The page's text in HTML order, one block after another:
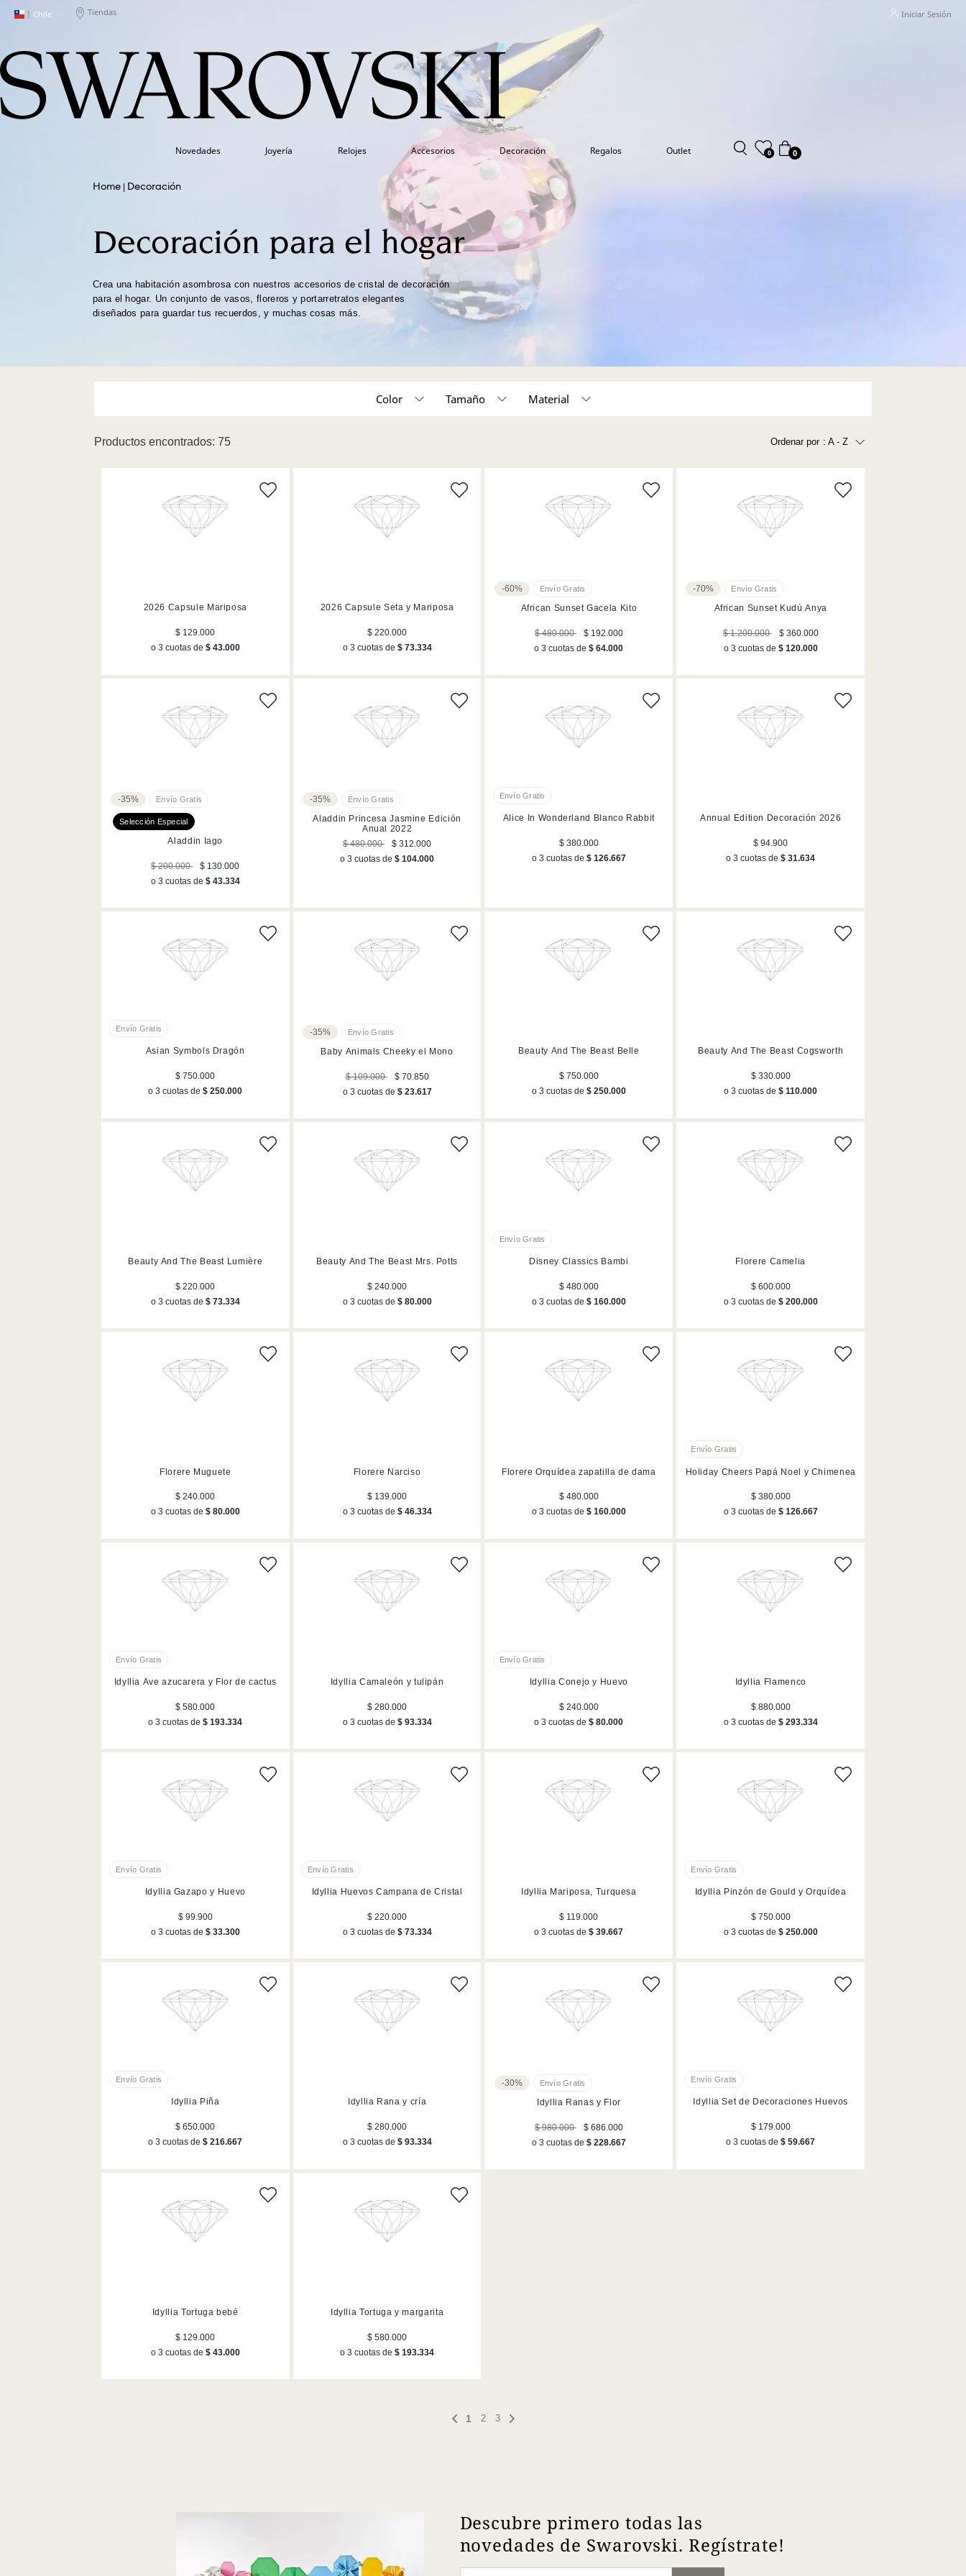
| Chile Tiendas Iniciar Sesión
Novedades Joyería Relojes Accesorios Decoración Regalos Outlet 0 0
Decoración
Decoración para el hogar
Crea una habitación asombrosa con nuestros accesorios de cristal de decoración
para el hogar. Un conjunto de vasos, floreros y portarretratos elegantes
diseñados para guardar tus recuerdos, y muchas cosas más.
Color
Blanco (7) Dorado (2)
Rosa (5)
Tamaño Material
Cristales y metal acabado (9) Acabado en tono oro champán (6)
Productos encontrados: 75 Ordenar por : A - Z
Precio más alto
Los más vendidos
Fecha de lanzamiento
Mejor descuento
2026 Capsule Mariposa
$ 129.000
o 3 cuotas de $ 43.000
2026 Capsule Seta y Mariposa
$ 220.000
o 3 cuotas de $ 73.334
-60%
African Sunset Gacela Kito
$ 480.000
$ 192.000
o 3 cuotas de$ 64.000
-70%
African Sunset Kudú Anya
$ 1.200.000
$ 360.000
o 3 cuotas de $ 120.000
-35%
Aladdin Iago
$ 200.000
$ 130.000
o 3 cuotas de $ 43.334
-35%
Aladdin Princesa Jasmine Edición
Anual 2022
$ 480.000
$ 312.000
o 3 cuotas de$ 104.000
Alice In Wonderland Blanco Rabbit
$ 380.000
o 3 cuotas de $ 126.667
Annual Edition Decoración 2026
$ 94.900
o 3 cuotas de$ 31.634
Asian Symbols Dragón
$ 750.000
o 3 cuotas de$ 250.000
-35%
Baby Animals Cheeky el Mono
$ 109.000
$ 70.850
o 3 cuotas de $ 23.617
Beauty And The Beast Belle
$ 750.000
o 3 cuotas de $ 250.000
Beauty And The Beast Cogsworth
$ 330.000
o 3 cuotas de$ 110.000
Beauty And The Beast Lumière
$ 220.000
o 3 cuotas de $ 73.334
Beauty And The Beast Mrs. Potts
$ 240.000
o 3 cuotas de $ 80.000
Disney Classics Bambi
$ 480.000
o 3 cuotas de $ 160.000
Florere Camelia
$ 600.000
o 3 cuotas de $ 200.000
Florere Muguete
$ 240.000
o 3 cuotas de $ 80.000
Florere Narciso
$ 139.000
o 3 cuotas de $ 46.334
Florere Orquídea zapatilla de dama
$ 480.000
o 3 cuotas de $ 160.000
Holiday Cheers Papá Noel y Chimenea
$ 380.000
o 3 cuotas de $ 126.667
Idyllia Ave azucarera y Flor de cactus
$ 580.000
o 3 cuotas de$ 193.334
Idyllia Camaleón y tulipán
$ 280.000
o 3 cuotas de $ 93.334
Idyllia Conejo y Huevo
$ 240.000
o 3 cuotas de$ 80.000
Idyllia Flamenco
$ 880.000
o 3 cuotas de $ 293.334
Idyllia Gazapo y Huevo
$ 99.900
o 3 cuotas de $ 33.300
Idyllia Huevos Campana de Cristal
$ 220.000
o 3 cuotas de $ 73.334
Idyllia Mariposa, Turquesa
$ 119.000
o 3 cuotas de$ 39.667
Idyllia Pinzón de Gould y Orquídea
$ 750.000
o 3 cuotas de $ 250.000
Idyllia Piña
$ 650.000
o 3 cuotas de$ 216.667
Idyllia Rana y cría
$ 280.000
o 3 cuotas de $ 93.334
-30%
Idyllia Ranas y Flor
$ 980.000
$ 686.000
o 3 cuotas de $ 228.667
Idyllia Set de Decoraciones Huevos
$ 179.000
o 3 cuotas de$ 59.667
Idyllia Tortuga bebé
$ 129.000
o 3 cuotas de $ 43.000
Idyllia Tortuga y margarita
$ 580.000
o 3 cuotas de$ 193.334
1 2 3
Descubre primero todas las
novedades de Swarovski. Regístrate!